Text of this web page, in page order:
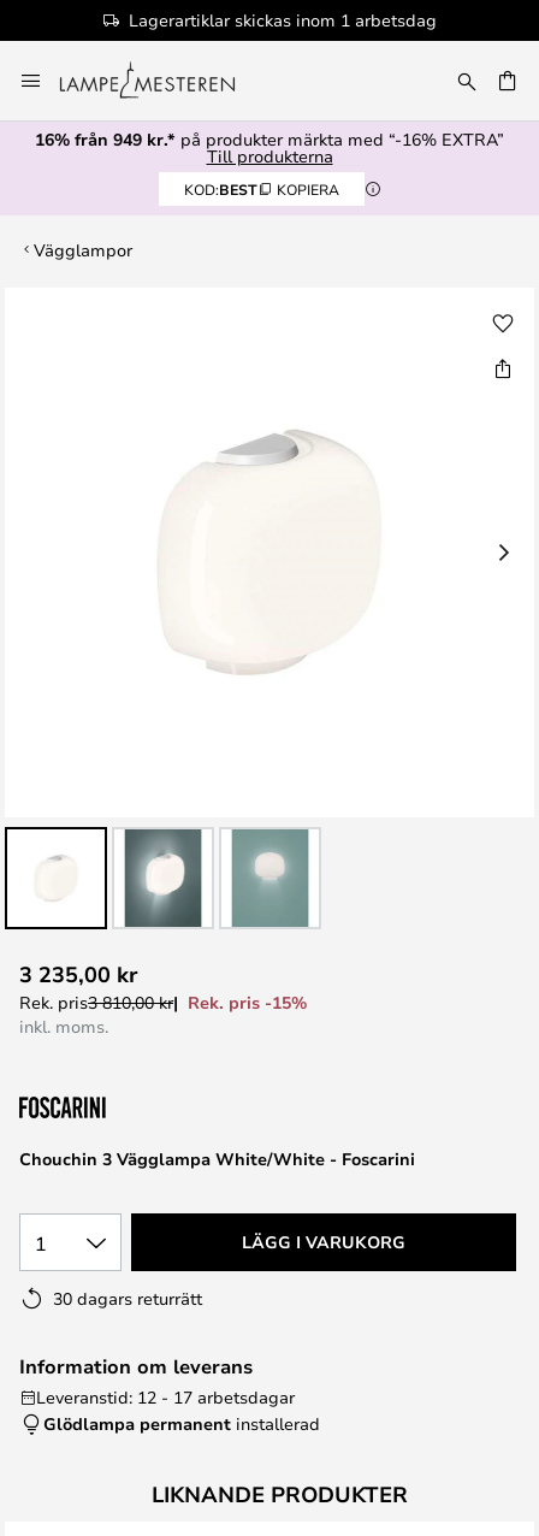
Lagerartiklar skickas inom 1 arbetsdag
till
innehållet
16% från 949 kr.* på produkter märkta med “-16% EXTRA”
Till produkterna
KOD:BEST KOPIERA
Vägglampor
till
början
Chouchin 3 Vägglampa White/White - Foscarini
3 235,00 kr
Rek. pris3 810,00 kr
Rek. pris -15%
inkl. moms.
1 LÄGG I VARUKORG
30 dagars returrätt
Information om leverans
Leveranstid: 12 - 17 arbetsdagar
Glödlampa permanent installerad
LIKNANDE PRODUKTER